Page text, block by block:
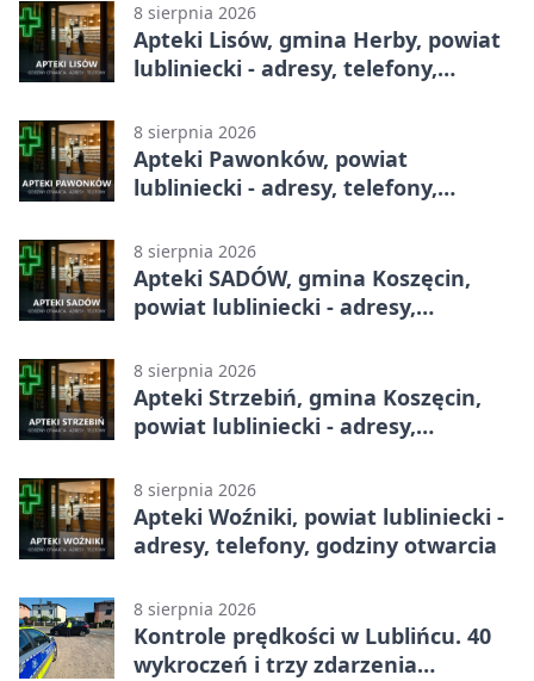
8 sierpnia 2026
Apteki Lisów, gmina Herby, powiat
lubliniecki - adresy, telefony,
8 sierpnia 2026
Apteki Pawonków, powiat
lubliniecki - adresy, telefony,
8 sierpnia 2026
Apteki SADÓW, gmina Koszęcin,
powiat lubliniecki - adresy,
8 sierpnia 2026
Apteki Strzebiń, gmina Koszęcin,
powiat lubliniecki - adresy,
8 sierpnia 2026
Apteki Woźniki, powiat lubliniecki -
adresy, telefony, godziny otwarcia
8 sierpnia 2026
Kontrole prędkości w Lublińcu. 40
wykroczeń i trzy zdarzenia